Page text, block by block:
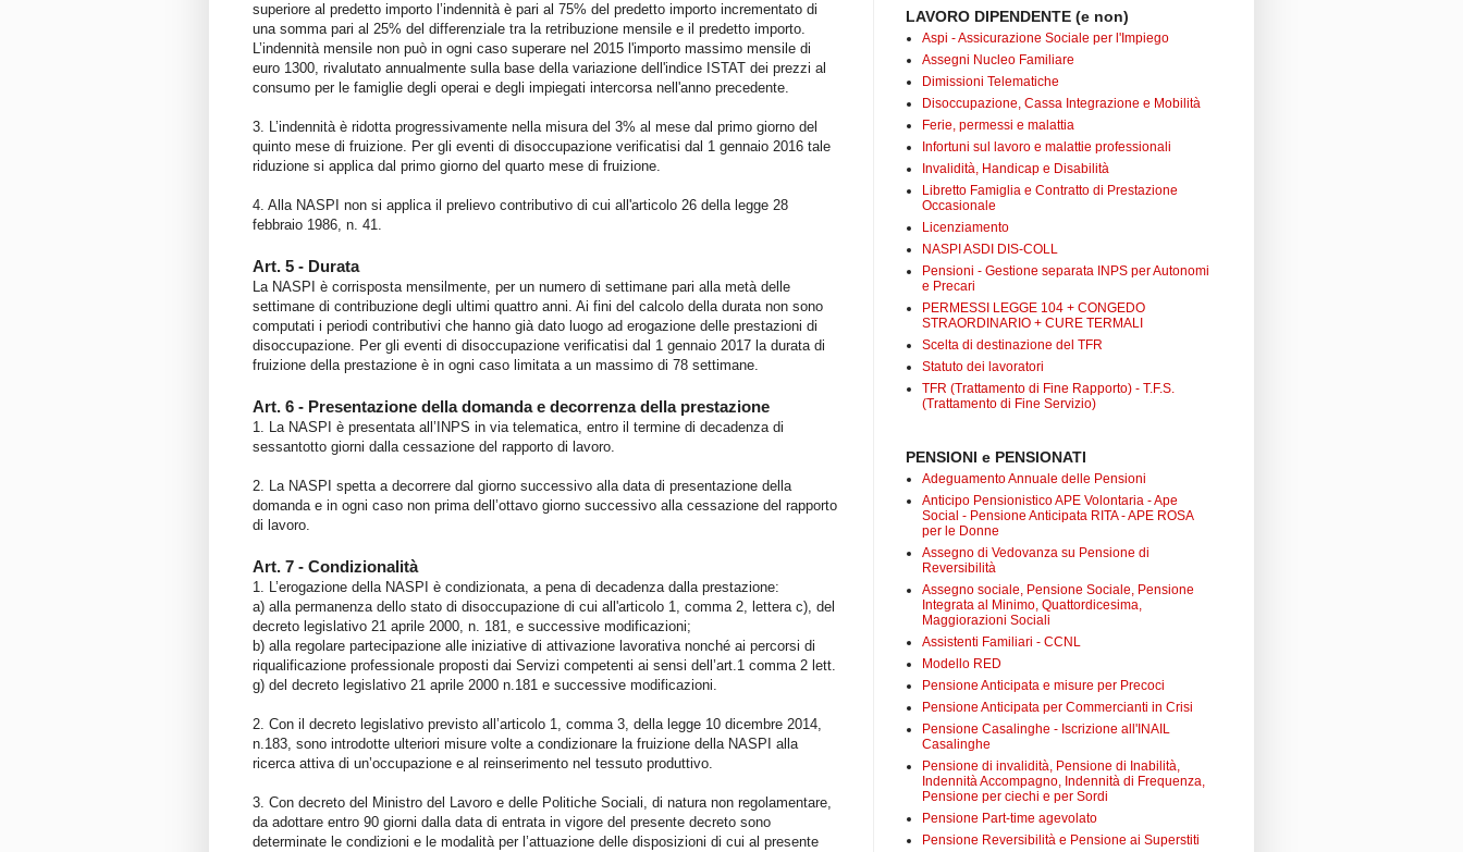
superiore al predetto importo l’indennità è pari al 75% del predetto importo incrementato di
una somma pari al 25% del differenziale tra la retribuzione mensile e il predetto importo.
L’indennità mensile non può in ogni caso superare nel 2015 l'importo massimo mensile di
euro 1300, rivalutato annualmente sulla base della variazione dell'indice ISTAT dei prezzi al
consumo per le famiglie degli operai e degli impiegati intercorsa nell'anno precedente.
3. L’indennità è ridotta progressivamente nella misura del 3% al mese dal primo giorno del
quinto mese di fruizione. Per gli eventi di disoccupazione verificatisi dal 1 gennaio 2016 tale
riduzione si applica dal primo giorno del quarto mese di fruizione.
4. Alla NASPI non si applica il prelievo contributivo di cui all'articolo 26 della legge 28
febbraio 1986, n. 41.
Art. 5 - Durata
La NASPI è corrisposta mensilmente, per un numero di settimane pari alla metà delle
settimane di contribuzione degli ultimi quattro anni. Ai fini del calcolo della durata non sono
computati i periodi contributivi che hanno già dato luogo ad erogazione delle prestazioni di
disoccupazione. Per gli eventi di disoccupazione verificatisi dal 1 gennaio 2017 la durata di
fruizione della prestazione è in ogni caso limitata a un massimo di 78 settimane.
Art. 6 - Presentazione della domanda e decorrenza della prestazione
1. La NASPI è presentata all’INPS in via telematica, entro il termine di decadenza di
sessantotto giorni dalla cessazione del rapporto di lavoro.
2. La NASPI spetta a decorrere dal giorno successivo alla data di presentazione della
domanda e in ogni caso non prima dell’ottavo giorno successivo alla cessazione del rapporto
di lavoro.
Art. 7 - Condizionalità
1. L’erogazione della NASPI è condizionata, a pena di decadenza dalla prestazione:
a) alla permanenza dello stato di disoccupazione di cui all'articolo 1, comma 2, lettera c), del
decreto legislativo 21 aprile 2000, n. 181, e successive modificazioni;
b) alla regolare partecipazione alle iniziative di attivazione lavorativa nonché ai percorsi di
riqualificazione professionale proposti dai Servizi competenti ai sensi dell’art.1 comma 2 lett.
g) del decreto legislativo 21 aprile 2000 n.181 e successive modificazioni.
2. Con il decreto legislativo previsto all’articolo 1, comma 3, della legge 10 dicembre 2014,
n.183, sono introdotte ulteriori misure volte a condizionare la fruizione della NASPI alla
ricerca attiva di un’occupazione e al reinserimento nel tessuto produttivo.
3. Con decreto del Ministro del Lavoro e delle Politiche Sociali, di natura non regolamentare,
da adottare entro 90 giorni dalla data di entrata in vigore del presente decreto sono
determinate le condizioni e le modalità per l’attuazione delle disposizioni di cui al presente
LAVORO DIPENDENTE (e non)
Aspi - Assicurazione Sociale per l'Impiego
Assegni Nucleo Familiare
Dimissioni Telematiche
Disoccupazione, Cassa Integrazione e Mobilità
Ferie, permessi e malattia
Infortuni sul lavoro e malattie professionali
Invalidità, Handicap e Disabilità
Libretto Famiglia e Contratto di Prestazione
Occasionale
Licenziamento
NASPI ASDI DIS-COLL
Pensioni - Gestione separata INPS per Autonomi
e Precari
PERMESSI LEGGE 104 + CONGEDO
STRAORDINARIO + CURE TERMALI
Scelta di destinazione del TFR
Statuto dei lavoratori
TFR (Trattamento di Fine Rapporto) - T.F.S.
(Trattamento di Fine Servizio)
PENSIONI e PENSIONATI
Adeguamento Annuale delle Pensioni
Anticipo Pensionistico APE Volontaria - Ape
Social - Pensione Anticipata RITA - APE ROSA
per le Donne
Assegno di Vedovanza su Pensione di
Reversibilità
Assegno sociale, Pensione Sociale, Pensione
Integrata al Minimo, Quattordicesima,
Maggiorazioni Sociali
Assistenti Familiari - CCNL
Modello RED
Pensione Anticipata e misure per Precoci
Pensione Anticipata per Commercianti in Crisi
Pensione Casalinghe - Iscrizione all'INAIL
Casalinghe
Pensione di invalidità, Pensione di Inabilità,
Indennità Accompagno, Indennità di Frequenza,
Pensione per ciechi e per Sordi
Pensione Part-time agevolato
Pensione Reversibilità e Pensione ai Superstiti